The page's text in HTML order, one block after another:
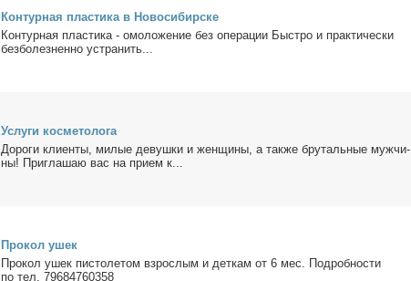
Кон­тур­ная пла­сти­ка в Но­во­си­бир­ске
Кон­тур­ная пла­сти­ка - омо­ло­же­ние без опе­ра­ции Быст­ро и прак­ти­че­ски
без­бо­лез­нен­но устра­нить...
Услу­ги кос­ме­то­ло­га
До­ро­ги кли­ен­ты, ми­лые де­вуш­ки и жен­щи­ны, а так­же бру­таль­ные муж­чи­
ны! При­гла­шаю вас на при­ем к...
Про­кол ушек
Про­кол ушек пи­сто­ле­том взрос­лым и дет­кам от 6 мес. По­дроб­но­сти
по тел. 79684760358